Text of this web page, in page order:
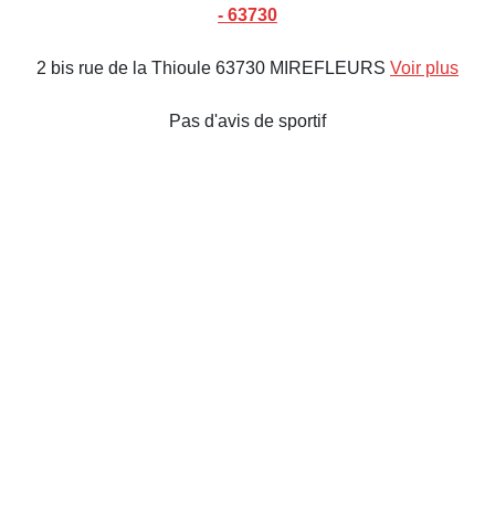
- 63730
2 bis rue de la Thioule 63730 MIREFLEURS Voir plus
Pas d'avis de sportif